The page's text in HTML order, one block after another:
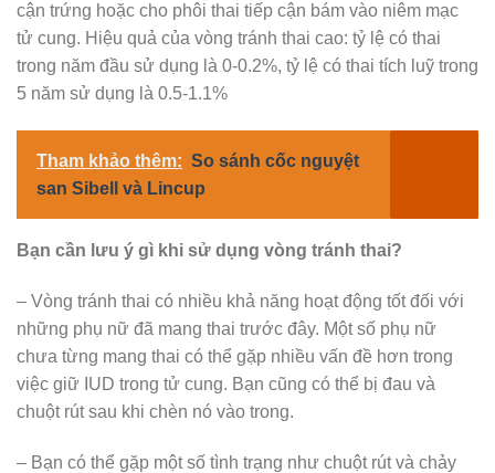
cận trứng hoặc cho phôi thai tiếp cận bám vào niêm mạc
tử cung. Hiệu quả của vòng tránh thai cao: tỷ lệ có thai
trong năm đầu sử dụng là 0-0.2%, tỷ lệ có thai tích luỹ trong
5 năm sử dụng là 0.5-1.1%
Tham khảo thêm: So sánh cốc nguyệt
san Sibell và Lincup
Bạn cần lưu ý gì khi sử dụng vòng tránh thai?
– Vòng tránh thai có nhiều khả năng hoạt động tốt đối với
những phụ nữ đã mang thai trước đây. Một số phụ nữ
chưa từng mang thai có thể gặp nhiều vấn đề hơn trong
việc giữ IUD trong tử cung. Bạn cũng có thể bị đau và
chuột rút sau khi chèn nó vào trong.
– Bạn có thể gặp một số tình trạng như chuột rút và chảy